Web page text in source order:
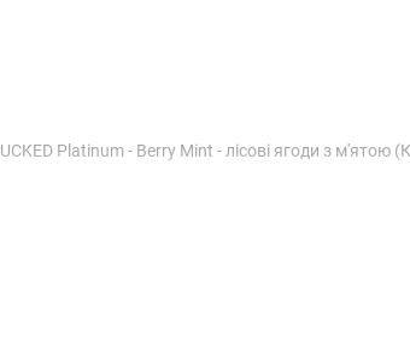
Platinum - Berry Mint - лісові ягоди з м'ятою